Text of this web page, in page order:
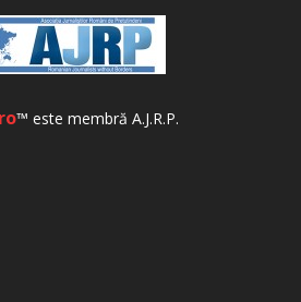
™ este membră A.J.R.P.